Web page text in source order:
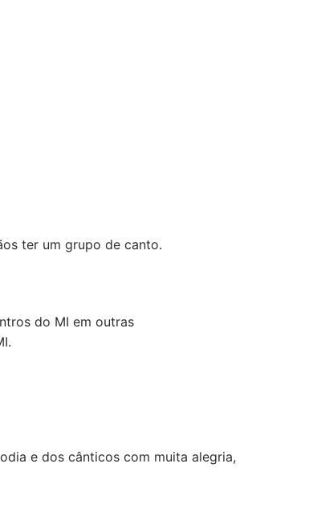
ter um grupo de canto.
do MI em outras
e dos cânticos com muita alegria,